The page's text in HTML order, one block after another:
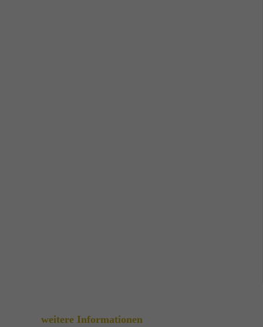
weitere Informationen